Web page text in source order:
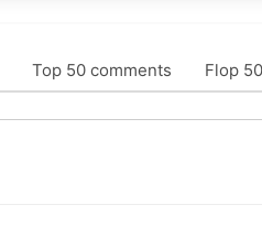
Top 50 comments Flop